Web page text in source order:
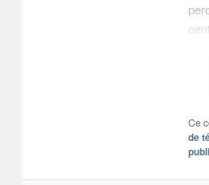
Ce
de